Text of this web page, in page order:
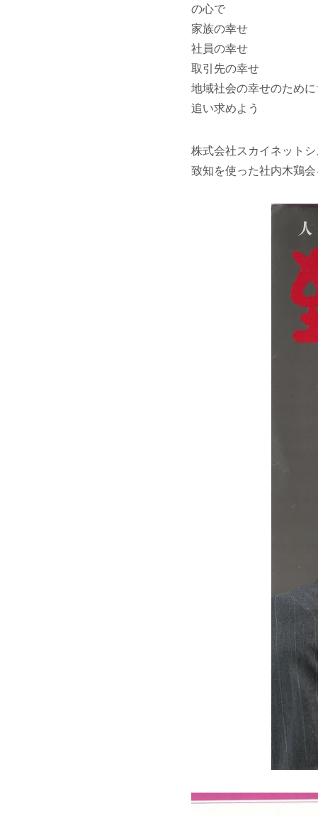
の心で
家族の幸せ
社員の幸せ
取引先の幸せ
地域社会の幸せのため
追い求めよう
株式会社スカイネット
致知を使った社内木鶏